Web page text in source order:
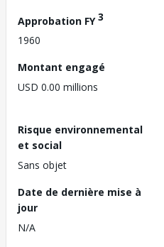
Approbation FY3
1960
Montant engagé
USD 0.00 millions
Risque environnemental
et social
Sans objet
Date de dernière mise à
jour
N/A